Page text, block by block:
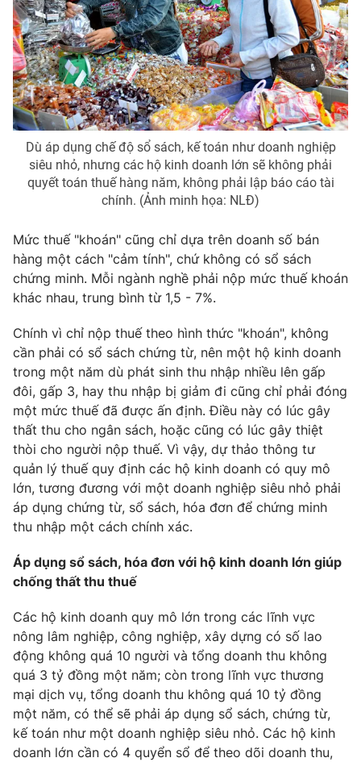
VTV Sức khoẻ Bất động sản
Thị trường 24h Tấm lòng Việt
VTV4 Vươn mình bằng AI
VTV9 VTV8
THỜI BÁO VTV
Theo dõi báo trên
Cơ quan chủ quản:Đài Truyền hình Việt Nam
Cơ quan báo chí:Thời báo VTV
Giấy phép hoạt động báo in và báo điện tử số 483/GP-BTTTT
cấp ngày 29/12/2023
Tổng Biên tập:
Vũ Thanh Thủy
Phó Tổng Biên tập:Nguyễn Thị Mỹ Hạnh, Phạm Quốc Thắng,
Nguyễn Trọng Ninh
Ðiện thoại Thời báo VTV:024.66 897 897
Email:toasoan@vtv.vn
Liên hệ quảng cáo:
024-7300.7108
Dù áp dụng chế độ sổ sách, kế toán như doanh nghiệp
siêu nhỏ, nhưng các hộ kinh doanh lớn sẽ không phải
quyết toán thuế hàng năm, không phải lập báo cáo tài
chính. (Ảnh minh họa: NLĐ)
Mức thuế "khoán" cũng chỉ dựa trên doanh số bán
hàng một cách "cảm tính", chứ không có sổ sách
chứng minh. Mỗi ngành nghề phải nộp mức thuế khoán
khác nhau, trung bình từ 1,5 - 7%.
Chính vì chỉ nộp thuế theo hình thức "khoán", không
cần phải có sổ sách chứng từ, nên một hộ kinh doanh
trong một năm dù phát sinh thu nhập nhiều lên gấp
đôi, gấp 3, hay thu nhập bị giảm đi cũng chỉ phải đóng
một mức thuế đã được ấn định. Điều này có lúc gây
thất thu cho ngân sách, hoặc cũng có lúc gây thiệt
thòi cho người nộp thuế. Vì vậy, dự thảo thông tư
quản lý thuế quy định các hộ kinh doanh có quy mô
lớn, tương đương với một doanh nghiệp siêu nhỏ phải
áp dụng chứng từ, sổ sách, hóa đơn để chứng minh
thu nhập một cách chính xác.
Áp dụng sổ sách, hóa đơn với hộ kinh doanh lớn giúp
chống thất thu thuế
Các hộ kinh doanh quy mô lớn trong các lĩnh vực
nông lâm nghiệp, công nghiệp, xây dựng có số lao
động không quá 10 người và tổng doanh thu không
quá 3 tỷ đồng một năm; còn trong lĩnh vực thương
mại dịch vụ, tổng doanh thu không quá 10 tỷ đồng
một năm, có thể sẽ phải áp dụng sổ sách, chứng từ,
kế toán như một doanh nghiệp siêu nhỏ. Các hộ kinh
doanh lớn cần có 4 quyển sổ để theo dõi doanh thu,